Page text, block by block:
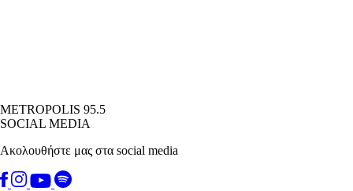
METROPOLIS 95.5
SOCIAL MEDIA
Ακολουθήστε μας στα social media